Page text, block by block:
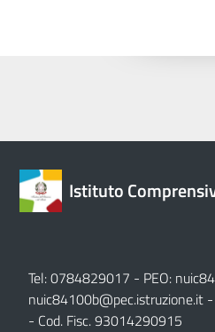
Istituto
Tel: 0784829017 - PEO:
nuic84100b@pec.istruzione.it
- Cod. Fisc. 93014290915